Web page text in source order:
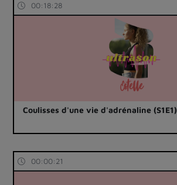
00:18:28
Coulisses d'une vie d'adrénaline (S1E1)
00:00:21